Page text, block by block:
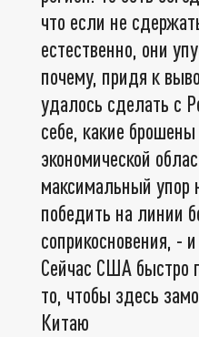
что если не
естественно, они
почему, придя к
удалось сделать с
себе, какие
экономической
максимальный упор
победить на линии
соприкосновения, -
Сейчас США быстро
то, чтобы здесь
Китаю